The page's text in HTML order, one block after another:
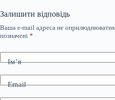
Залишити відповідь
Ваша e-mail адреса не
позначені *
Ім’я
Email